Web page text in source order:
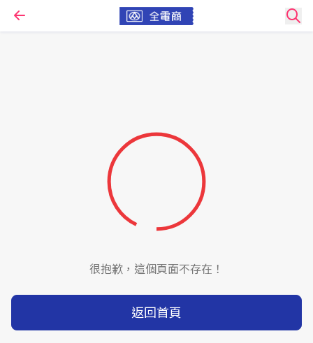
很抱歉，這個頁面不存在！
返回首頁